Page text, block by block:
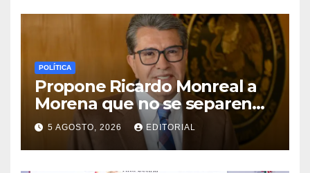
POLÍTICA
Propone Ricardo Monreal a
Morena que no se separen
del cargo las y los
legisladores que quieren
reelegirse
5 AGOSTO, 2026 EDITORIAL